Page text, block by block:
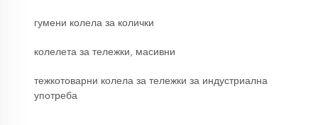
гумени колела за колички
колелета за тележки, масивни
тежкотоварни колела за тележки за индустриална
употреба